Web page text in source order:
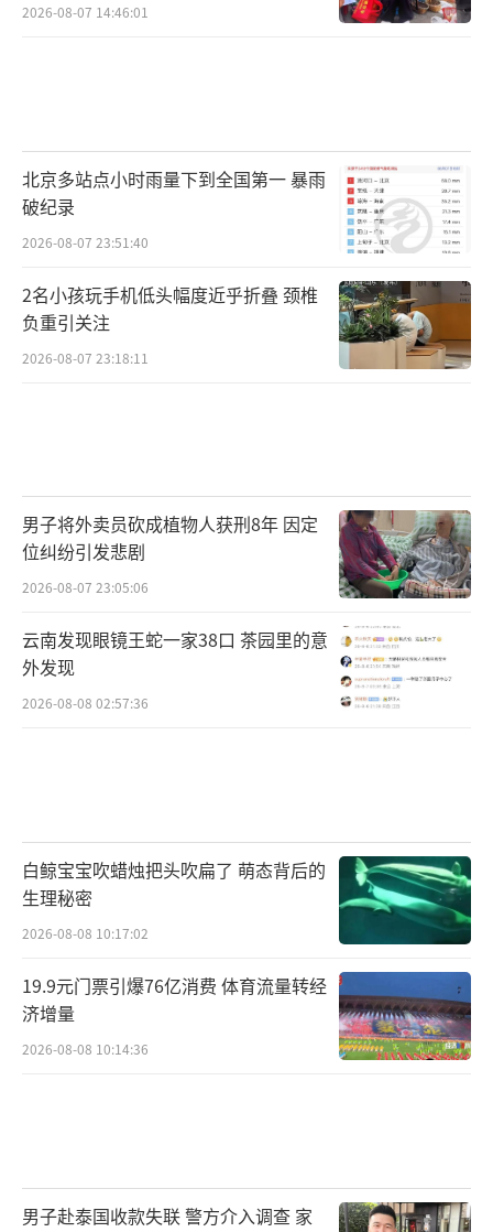
2026-08-07 14:46:01
北京多站点小时雨量下到全国第一 暴雨
破纪录
2026-08-07 23:51:40
2名小孩玩手机低头幅度近乎折叠 颈椎
负重引关注
2026-08-07 23:18:11
男子将外卖员砍成植物人获刑8年 因定
位纠纷引发悲剧
2026-08-07 23:05:06
云南发现眼镜王蛇一家38口 茶园里的意
外发现
2026-08-08 02:57:36
白鲸宝宝吹蜡烛把头吹扁了 萌态背后的
生理秘密
2026-08-08 10:17:02
19.9元门票引爆76亿消费 体育流量转经
济增量
2026-08-08 10:14:36
男子赴泰国收款失联 警方介入调查 家